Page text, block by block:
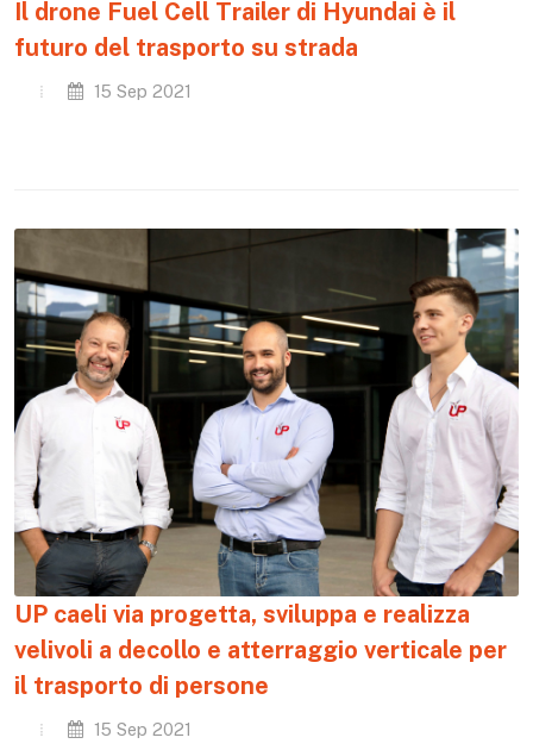
Il drone Fuel Cell Trailer di Hyundai è il
futuro del trasporto su strada
15 Sep 2021
UP caeli via progetta, sviluppa e realizza
velivoli a decollo e atterraggio verticale per
il trasporto di persone
15 Sep 2021